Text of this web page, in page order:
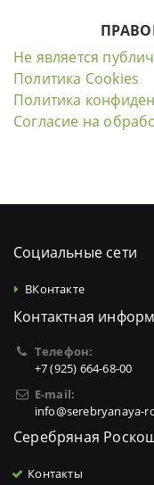
Не является
Политика Cookies
Политика
Согласие на
Социальные сети
ВКонтакте
Контактная
Телефон:
+7 (925) 664-68-00
E-mail:
info@serebryanaya-
Серебряная
Контакты